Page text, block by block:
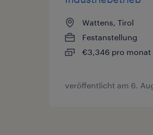
Wattens, Tirol
Festanstellung
€3,346 pro monat
veröffentlicht am 6.